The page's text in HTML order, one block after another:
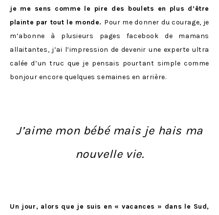
je me sens comme le pire des boulets en plus d’être
plainte par tout le monde. Pour me donner du courage, je
m’abonne à plusieurs pages facebook de mamans
allaitantes, j’ai l’impression de devenir une experte ultra
calée d’un truc que je pensais pourtant simple comme
bonjour encore quelques semaines en arrière.
J’aime mon bébé mais je hais ma
nouvelle vie.
Un jour, alors que je suis en « vacances » dans le Sud,